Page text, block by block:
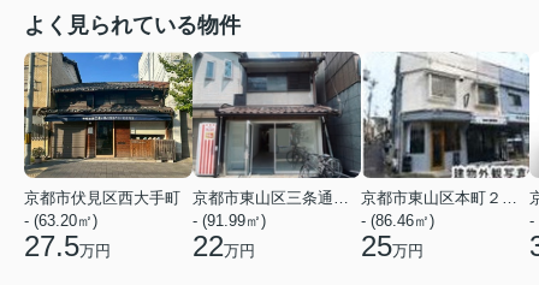
よく見られている物件
京都市伏見区西大手町
- (63.20㎡)
27.5万円
京都市東山区三条通北裏白川筋西入２丁目東姉小路町
- (91.99㎡)
22万円
京都市東山区本町２２丁目
- (86.46㎡)
25万円
-